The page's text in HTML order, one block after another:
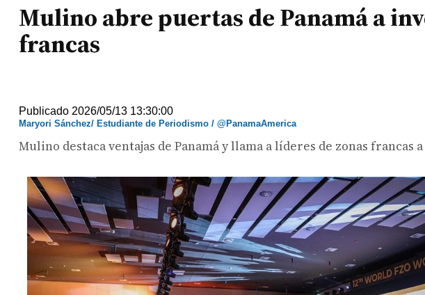
Mulino abre puertas de Panamá a
francas
Publicado 2026/05/13 13:30:00
Maryori Sánchez/ Estudiante de Periodismo / @PanamaAmerica
Mulino destaca ventajas de Panamá y llama a líderes de zonas francas